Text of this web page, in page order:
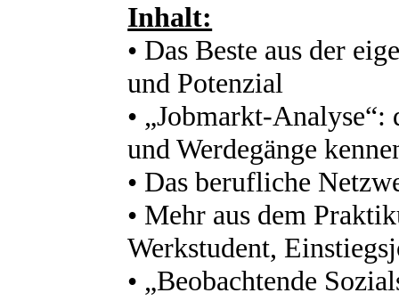
Inhalt:
• Das Beste aus der
und Potenzial
• „Jobmarkt-
und Werdegänge
• Das berufliche
• Mehr aus dem
Werkstudent,
• „Beobachtende